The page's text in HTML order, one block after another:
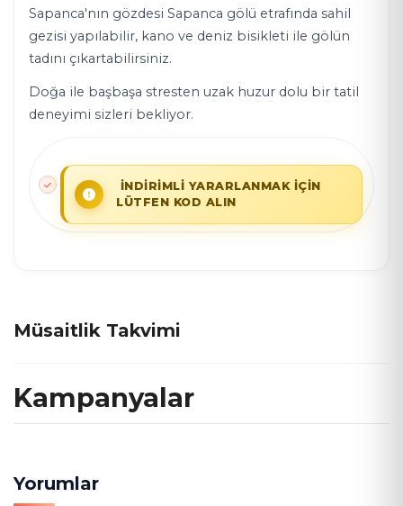
Sapanca'nın gözdesi Sapanca gölü etrafında sahil
gezisi yapılabilir, kano ve deniz bisikleti ile gölün
tadını çıkartabilirsiniz.
Doğa ile başbaşa stresten uzak huzur dolu bir tatil
deneyimi sizleri bekliyor.
İNDİRİMLİ YARARLANMAK İÇİN
LÜTFEN KOD ALIN
Müsaitlik Takvimi
Kampanyalar
Yorumlar